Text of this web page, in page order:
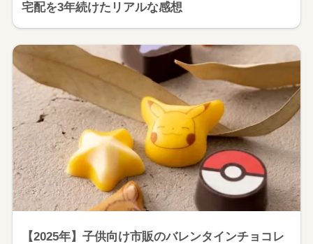
宅配を3年続けたリアルな感想
【2025年】子供向け市販のバレンタインチョコレ